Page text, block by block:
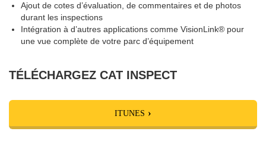
Ajout de cotes d’évaluation, de commentaires et de photos
durant les inspections
Intégration à d’autres applications comme VisionLink® pour
une vue complète de votre parc d’équipement
TÉLÉCHARGEZ CAT INSPECT
ITUNES